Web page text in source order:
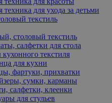
техника для ухода за детьми
текстиль
столовый текстиль
салфетки для стола
текстиля
для кухни
фартуки, прихватки
сумки, карманы
салфетки, клеенки
для стульев